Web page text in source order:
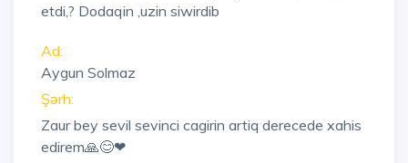
etdi,? Dodaqin ,uzin siwirdib
Ad:
Aygun Solmaz
Şərh:
Zaur bey sevil sevinci cagirin artiq derecede xahis
edirem🙏😊❤